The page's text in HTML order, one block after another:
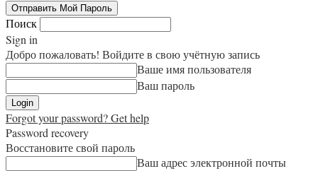
Поиск
Sign in
Добро пожаловать! Войдите в свою учётную запись
Ваше имя пользователя
Ваш пароль
Forgot your password? Get help
Password recovery
Восстановите свой пароль
Ваш адрес электронной почты